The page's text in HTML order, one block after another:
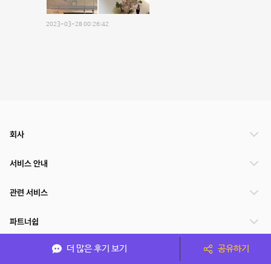
2023-03-28 00:26:42
더 많은 후기 보기 공유하기
회사
서비스 안내
관련 서비스
파트너쉽
서비스 제공 국가